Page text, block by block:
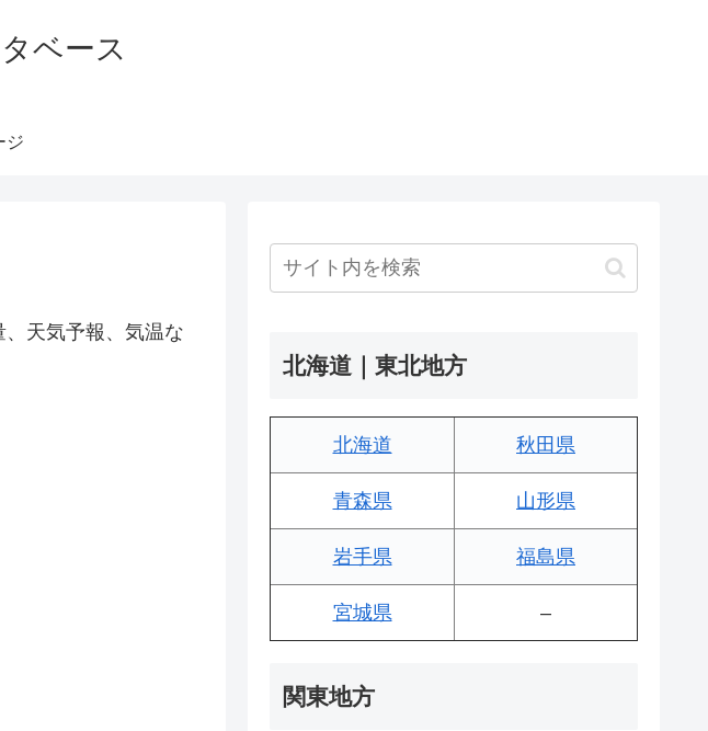
ベース
ジ
天気予報、気温な
北海道｜東北地方
北海道 秋田県
青森県 山形県
岩手県 福島県
宮城県 –
関東地方